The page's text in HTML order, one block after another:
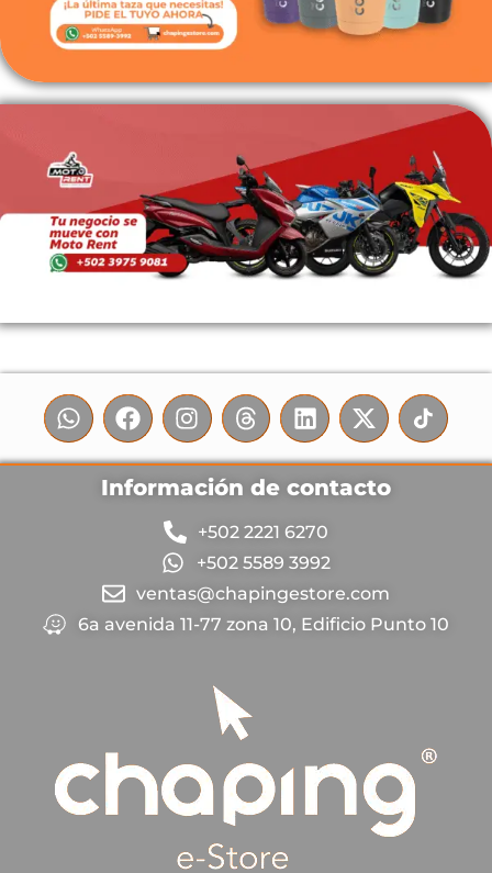
Información de contacto
+502 2221 6270
+502 5589 3992
ventas@chapingestore.com
6a avenida 11-77 zona 10, Edificio Punto 10